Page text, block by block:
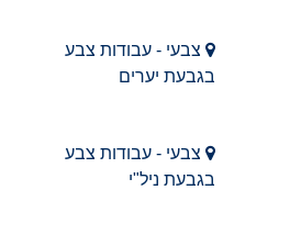
צבעי - עבודות צבע
בגבעת יערים
צבעי - עבודות צבע
בגבעת ניל"י